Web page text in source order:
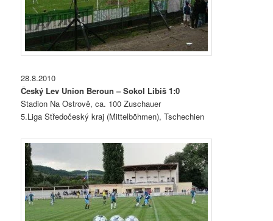
28.8.2010
Český Lev Union Beroun – Sokol Libiš 1:0
Stadion Na Ostrově, ca. 100 Zuschauer
5.Liga Středočeský kraj (Mittelböhmen), Tschechien